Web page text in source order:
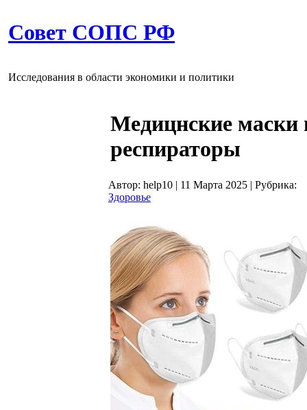
Совет СОПС РФ
Исследования в области экономики и политики
Медицнские маски
респираторы
Автор: help10 | 11 Марта 2025 | Рубрика:
Здоровье